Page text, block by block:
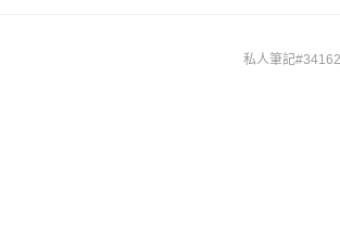
私人筆記